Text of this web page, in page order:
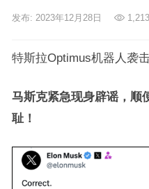
发布: 2023年12月28日 1,213
特斯拉Optimus机器人袭
马斯克紧急现身辟谣，顺
耻！